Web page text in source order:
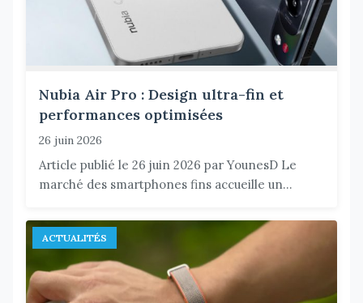
Nubia Air Pro : Design ultra-fin et
performances optimisées
26 juin 2026
Article publié le 26 juin 2026 par YounesD Le
marché des smartphones fins accueille un...
ACTUALITÉS